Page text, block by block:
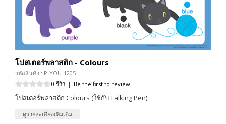
โปสเตอร์พลาสติก - Colours
รหัสสินค้า : P-YOU-1205
0 รีวิว | Be the first to review
โปสเตอร์พลาสติก Colours (ใช้กับ Talking Pen)
ดูรายละเอียดเพิ่มเติม